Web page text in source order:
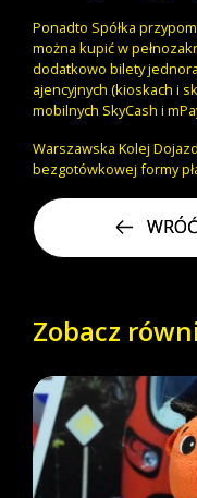
Ponadto Spółka
można kupić w
dodatkowo bilety
ajencyjnych (kioskach i
mobilnych SkyCash i
Warszawska Kolej
bezgotówkowej formy
WRÓĆ
Zobacz